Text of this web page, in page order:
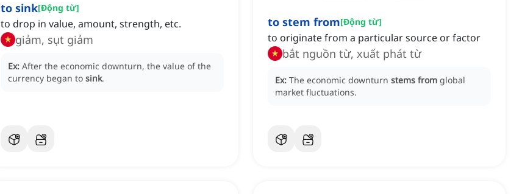
to sink[Động từ]
to drop in value, amount, strength, etc.
giảm, sụt giảm
Ex: After the economic downturn, the value of the
currency began to sink.
to stem from[Động từ]
to originate from a particular source or factor
bắt nguồn từ, xuất phát từ
Ex: The economic downturn stems from global
market fluctuations.